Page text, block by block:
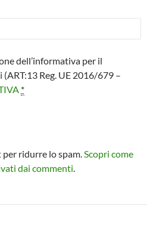
dell’informativa per il
Reg. UE 2016/679 –
*
ridurre lo spam. Scopri come
dai commenti